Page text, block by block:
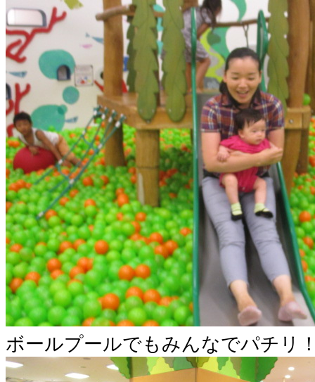
ボールプールでもみんなでパチリ